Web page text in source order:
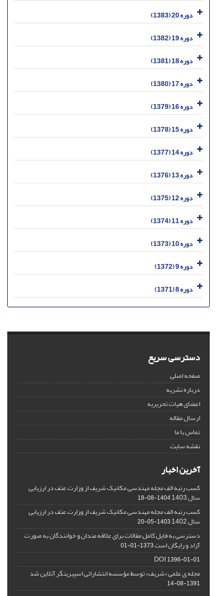
دوره 20 (1383)
دوره 19 (1382)
دوره 18 (1381)
دوره 17 (1380)
دوره 16 (1379)
دوره 15 (1378)
دوره 14 (1377)
دوره 13 (1376)
دوره 12 (1375)
دوره 11 (1374)
دوره 10 (1373)
دوره 9 (1372)
دوره 8 (1371)
دسترسی سریع
صفحه اصلی
درباره نشریه
اعضای هیات تحریریه
ارسال مقاله
تماس با ما
نقشه سایت
آخرین اخبار
کسب رتبه الف مجله مهندسی مکانیک شریف از وزارت عتف در ارزیابی
سال 1403 1404-08-18
کسب رتبه الف مجله مهندسی مکانیک شریف از وزارت عتف در ارزیابی
سال 1402 1403-05-20
دسترسی به فایل کامل مقالات برای علاقه مندان و خوانندگان به صورت
آزاد و رایگان است1373-01-01
DOI1396-01-01
مجله ی علمی «شریف» توسط مؤسسه انتشاراتی اسپیرینگر آنلاین شد
1391-08-14